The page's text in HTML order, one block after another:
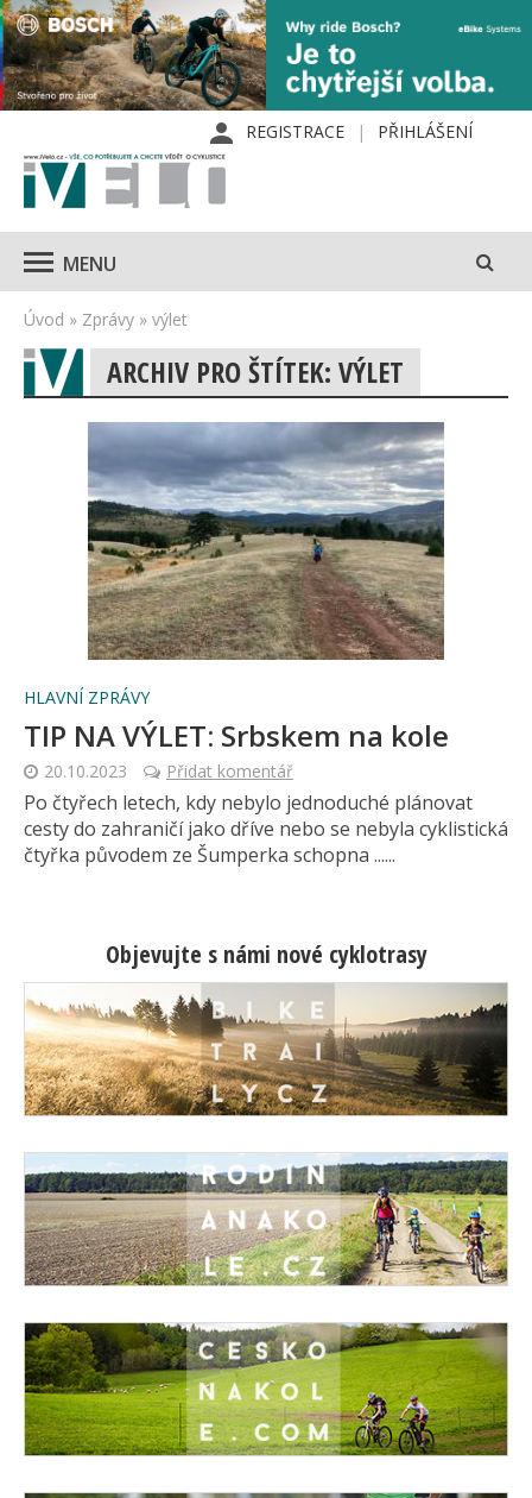
REGISTRACE PŘIHLÁŠENÍ
MENU
Úvod » Zprávy » výlet
ARCHIV PRO ŠTÍTEK: VÝLET
HLAVNÍ ZPRÁVY
TIP NA VÝLET: Srbskem na kole
20.10.2023 Přidat komentář
Po čtyřech letech, kdy nebylo jednoduché plánovat
cesty do zahraničí jako dříve nebo se nebyla cyklistická
čtyřka původem ze Šumperka schopna ......
Objevujte s námi nové cyklotrasy